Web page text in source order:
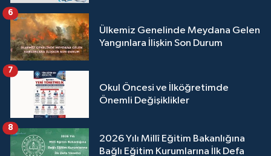
Ülkemiz Genelinde Meydana Gelen
Yangınlara İlişkin Son Durum
6
Okul Öncesi ve İlköğretimde
Önemli Değişiklikler
7
2026 Yılı Millî Eğitim Bakanlığına
Bağlı Eğitim Kurumlarına İlk Defa
8